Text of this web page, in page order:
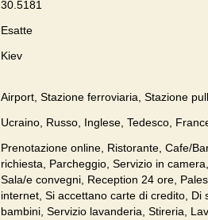
30.5181
Esatte
Kiev
Airport, Stazione ferroviaria, Stazione
Ucraino, Russo, Inglese, Tedesco,
Prenotazione online, Ristorante, Cafe/
richiesta, Parcheggio, Servizio in
Sala/e convegni, Reception 24 ore,
internet, Si accettano carte di credito, Di
bambini, Servizio lavanderia, Stireria,